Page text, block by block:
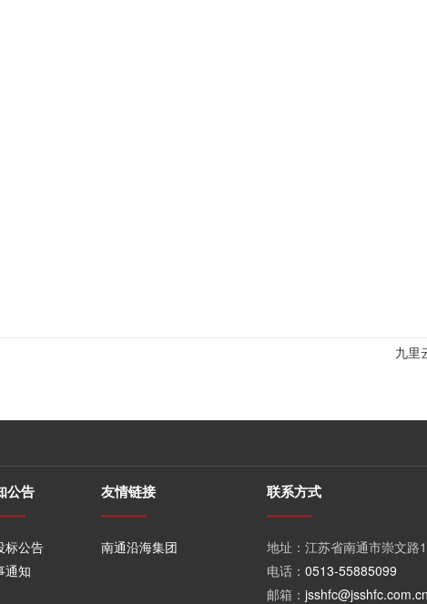
九里
公告
标公告
通知
友情链接
南通沿海集团
联系方式
地址：江苏省南通市崇文路
电话： 0513-55885099
邮箱： jsshfc@jsshfc.com.cn